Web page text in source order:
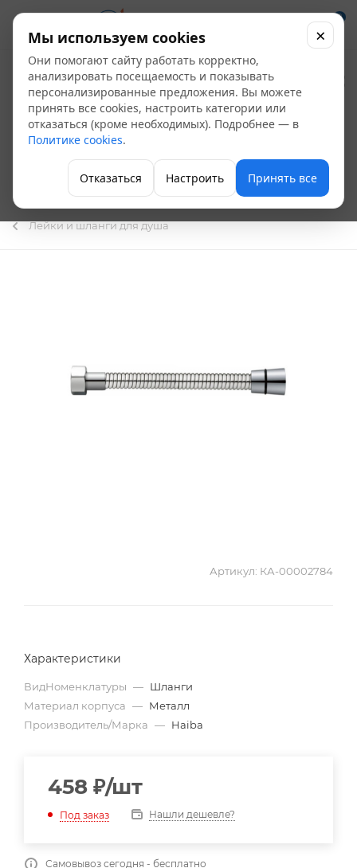
0
Шланг для душа
Haiba HB41-1
двойная оплетка,
нержавеющая сталь,
сатин (150см)
Лейки и шланги для душа
Артикул: КА-00002784
Характеристики
ВидНоменклатуры — Шланги
Материал корпуса — Металл
Производитель/Марка — Haiba
458 ₽/шт
Под заказ Нашли дешевле?
Самовывоз сегодня - бесплатно
Мы используем cookies
Они помогают сайту работать корректно,
анализировать посещаемость и показывать
персонализированные предложения. Вы можете
принять все cookies, настроить категории или
отказаться (кроме необходимых). Подробнее — в
Политике cookies.
Отказаться Настроить Принять все
×